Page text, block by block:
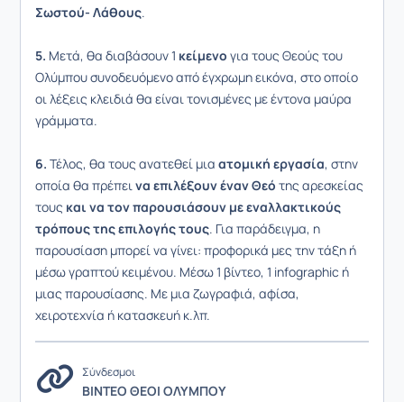
Σωστού- Λάθους.
5. Μετά, θα διαβάσουν 1 κείμενο για τους Θεούς του
Ολύμπου συνοδευόμενο από έγχρωμη εικόνα, στο οποίο
οι λέξεις κλειδιά θα είναι τονισμένες με έντονα μαύρα
γράμματα.
6. Τέλος, θα τους ανατεθεί μια ατομική εργασία, στην
οποία θα πρέπεινα επιλέξουν έναν Θεό της αρεσκείας
τους και να τον παρουσιάσουν με εναλλακτικούς
τρόπουςτης επιλογής τους. Για παράδειγμα, η
παρουσίαση μπορεί να γίνει: προφορικά μες την τάξη ή
μέσω γραπτού κειμένου. Μέσω 1 βίντεο, 1 infographic ή
μιας παρουσίασης. Με μια ζωγραφιά, αφίσα,
χειροτεχνία ή κατασκευή κ.λπ.
Σύνδεσμοι
ΒΙΝΤΕΟ ΘΕΟΙ ΟΛΥΜΠΟΥ